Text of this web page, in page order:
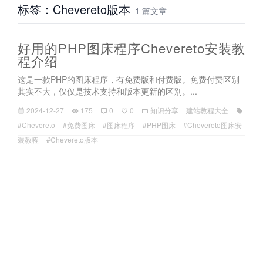
标签：Chevereto版本 1 篇文章
好用的PHP图床程序Chevereto安装教
程介绍
这是一款PHP的图床程序，有免费版和付费版。免费付费区别
其实不大，仅仅是技术支持和版本更新的区别。...
2024-12-27 175 0 0 知识分享
建站教程大全
#Chevereto
#免费图床 #图床程序 #PHP图床
#Chevereto图床安
装教程
#Chevereto版本